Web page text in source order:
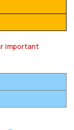
important